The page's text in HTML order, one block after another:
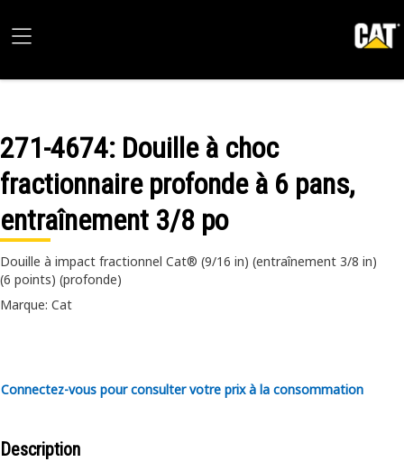
271-4674: Douille à choc
fractionnaire profonde à 6 pans,
entraînement 3/8 po
Douille à impact fractionnel Cat® (9/16 in) (entraînement 3/8 in)
(6 points) (profonde)
Marque: Cat
Connectez-vous pour consulter votre prix à la consommation
Description